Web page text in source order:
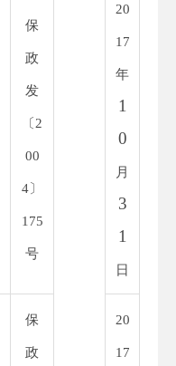
保
政
发
〔 2
00
4〕
175
号
20
1 7
年
1
0
月
3
1
日
保
政
20
1 7